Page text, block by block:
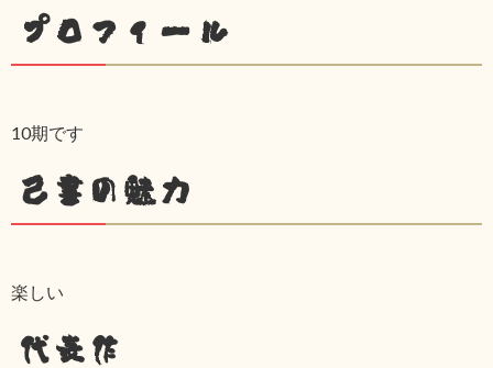
プロフィール
10期です
己書の魅力
楽しい
代表作